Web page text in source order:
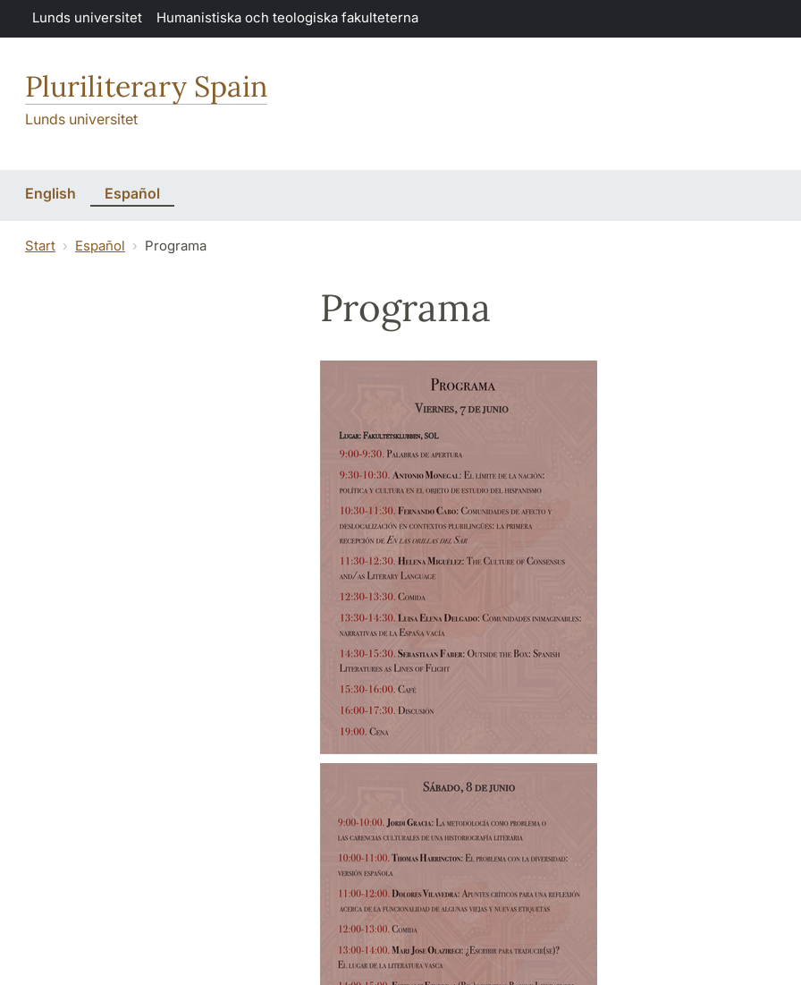
Hoppa till huvudinnehåll
Lunds universitet Humanistiska och teologiska fakulteterna
Pluriliterary Spain
Lunds universitet
English Español
Start Español Programa
Programa